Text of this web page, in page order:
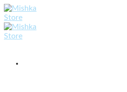
Skip
to
content